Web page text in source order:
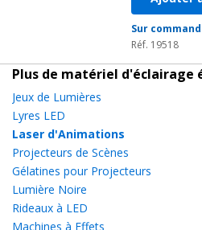
Plus de matériel d'éclairage
Jeux de Lumières
Lyres LED
Laser d'Animations
Projecteurs de Scènes
Gélatines pour Projecteurs
Lumière Noire
Rideaux à LED
Machines à Effets
Sur
Réf. 19518